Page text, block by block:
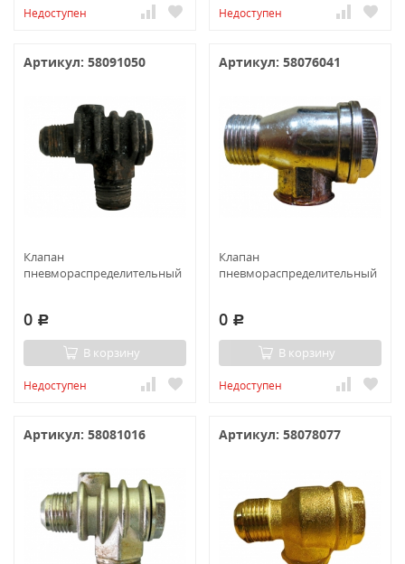
Недоступен Недоступен
Артикул: 58091050
Клапан
пневмораспределительный
0 Р
В корзину
Недоступен
Артикул: 58076041
Клапан
пневмораспределительный
0 Р
В корзину
Недоступен
Артикул: 58081016 Артикул: 58078077